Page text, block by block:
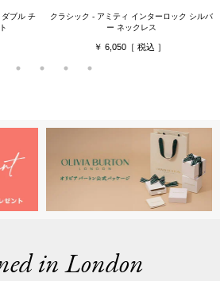
ブル チ
クラシック - アミティ インターロック シルバ
ー ネックレス
6,050
in London